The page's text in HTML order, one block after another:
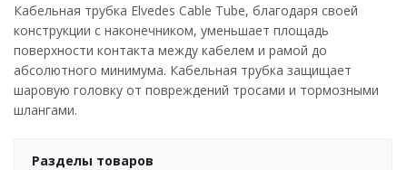
Кабельная трубка Elvedes Cable Tube, благодаря своей
конструкции с наконечником, уменьшает площадь
поверхности контакта между кабелем и рамой до
абсолютного минимума. Кабельная трубка защищает
шаровую головку от повреждений тросами и тормозными
шлангами.
Разделы товаров